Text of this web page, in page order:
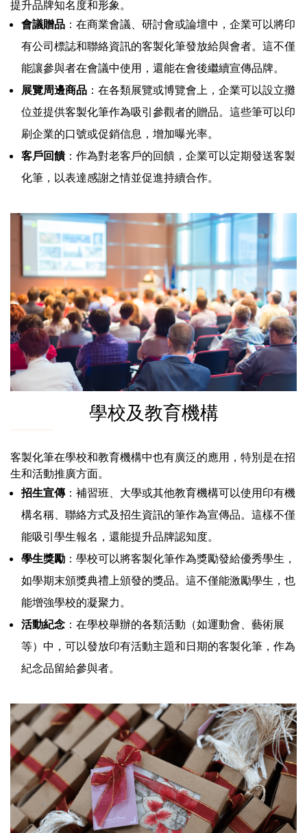
提升品牌知名度和形象。
會議贈品 ：在商業會議、研討會或論壇中，企業可以將印
有公司標誌和聯絡資訊的客製化筆發放給與會者。這不僅
能讓參與者在會議中使用，還能在會後繼續宣傳品牌。
展覽周邊商品 ：在各類展覽或博覽會上，企業可以設立攤
位並提供客製化筆作為吸引參觀者的贈品。這些筆可以印
刷企業的口號或促銷信息，增加曝光率。
客戶回饋：作為對老客戶的回饋，企業可以定期發送客製
化筆，以表達感謝之情並促進持續合作。
學校及教育機構
客製化筆在學校和教育機構中也有廣泛的應用，特別是在招
生和活動推廣方面。
招生宣傳：補習班、大學或其他教育機構可以使用印有機
構名稱、聯絡方式及招生資訊的筆作為宣傳品。這樣不僅
能吸引學生報名，還能提升品牌認知度。
學生獎勵 ：學校可以將客製化筆作為獎勵發給優秀學生，
如學期末頒獎典禮上頒發的獎品。這不僅能激勵學生，也
能增強學校的凝聚力。
活動紀念 ：在學校舉辦的各類活動（如運動會、藝術展
等）中，可以發放印有活動主題和日期的客製化筆，作為
紀念品留給參與者。